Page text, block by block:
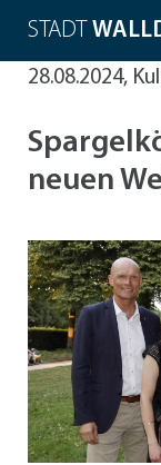
STADT
28.08.2024,
neuen